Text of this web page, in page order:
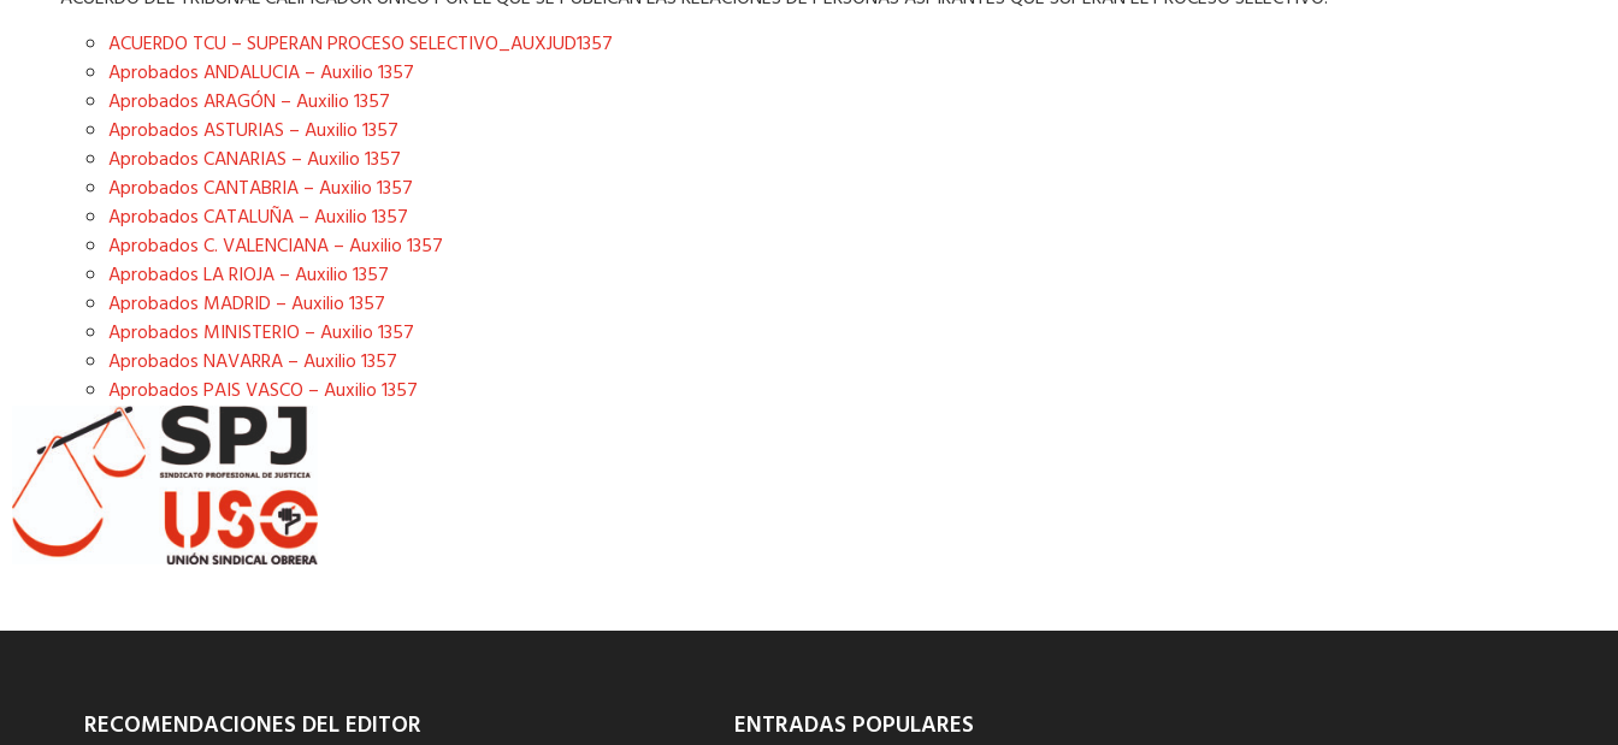
ACUERDO TCU – SUPERAN PROCESO SELECTIVO_AUXJUD1357
Aprobados ANDALUCIA – Auxilio 1357
Aprobados ARAGÓN – Auxilio 1357
Aprobados ASTURIAS – Auxilio 1357
Aprobados CANARIAS – Auxilio 1357
Aprobados CANTABRIA – Auxilio 1357
Aprobados CATALUÑA – Auxilio 1357
Aprobados C. VALENCIANA – Auxilio 1357
Aprobados LA RIOJA – Auxilio 1357
Aprobados MADRID – Auxilio 1357
Aprobados MINISTERIO – Auxilio 1357
Aprobados NAVARRA – Auxilio 1357
Aprobados PAIS VASCO – Auxilio 1357
RECOMENDACIONES DEL EDITOR ENTRADAS POPULARES